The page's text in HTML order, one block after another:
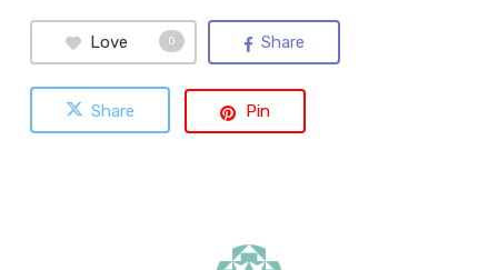
Love 0 Share
Share Pin